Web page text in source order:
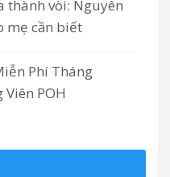
thành vòi: Nguyên
mẹ cần biết
Phí Tháng
POH